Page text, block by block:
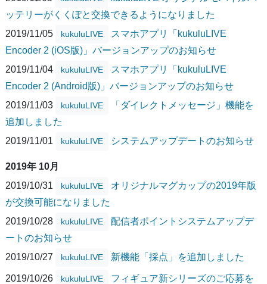
ッテリーがくくぽと交換できるようになりました
2019/11/05
kukuluLIVE
スマホアプリ「kukuluLIVE
Encoder 2 (iOS版)」バージョンアップのお知らせ
2019/11/04
kukuluLIVE
スマホアプリ「kukuluLIVE
Encoder 2 (Android版)」バージョンアップのお知らせ
2019/11/03
kukuluLIVE
「ダイレクトメッセージ」機能を
追加しました
2019/11/01
kukuluLIVE システムアップデートのお知らせ
2019年 10月
2019/10/31
kukuluLIVE
オリジナルマグカップの2019年版
が交換可能になりました
2019/10/28
kukuluLIVE
配信者ポイントシステムアップデ
ートのお知らせ
2019/10/27
kukuluLIVE 新機能「採点」を追加しました
2019/10/26 kukuluLIVE
フィギュア新シリーズのご応募を